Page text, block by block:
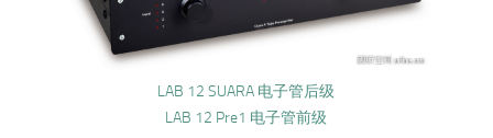
LAB 12 SUARA 电子管后级
LAB 12 Pre1 电子管前级